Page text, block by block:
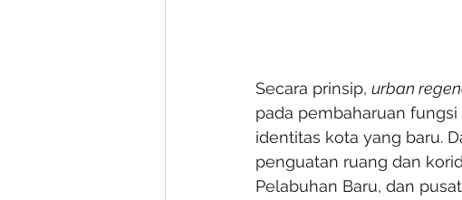
Secara prinsip, urban
pada pembaharuan
identitas kota yang baru.
penguatan ruang dan
Pelabuhan Baru, dan